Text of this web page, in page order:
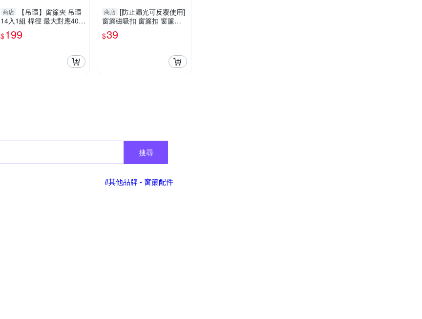
商店
【吊環】窗簾夾 吊環
14入1組 桿徑 最大對應40m
m 配件 鱷魚夾 五金用品
$199
商店 [防止漏光可反覆使用]
窗簾磁吸扣 窗簾扣 窗簾固
定扣
$39
搜尋
#其他品牌 - 窗簾配件